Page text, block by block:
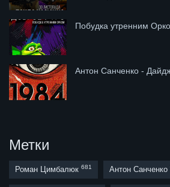
Побудка утренним
Антон Санченко -
Метки
Роман Цимбалюк 681 Антон Санченко